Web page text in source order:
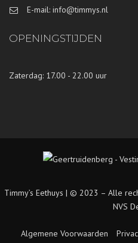
E-mail: info@timmys.nl
OPENINGSTIJDEN
Zaterdag: 17.00 - 22.00 uur
Timmy’s Eethuys | © 2023 – Alle
NVS
Algemene Voorwaarden